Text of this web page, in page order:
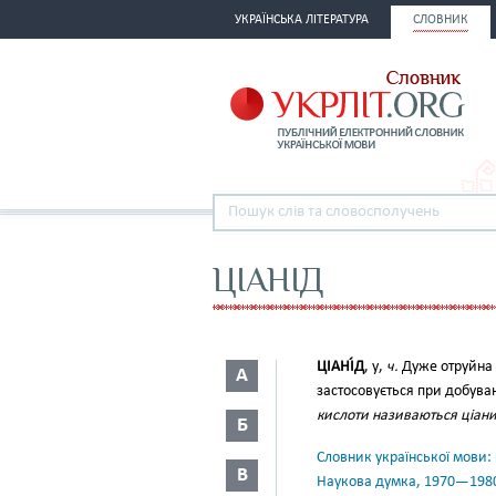
УКРАЇНСЬКА ЛІТЕРАТУРА СЛОВНИК
ЦІАНІД
А
Б
В
ЦІАНІ́Д, у, ч. Дуже отруйна
застосовується при
кислоти називаються
Словник української
Наукова думка,